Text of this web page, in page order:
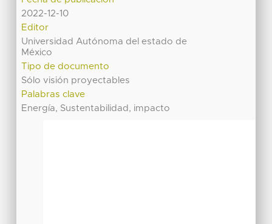
2022-12-10
Editor
Universidad Autónoma del estado de
México
Tipo de documento
Sólo visión proyectables
Palabras clave
Energía, Sustentabilidad, impacto